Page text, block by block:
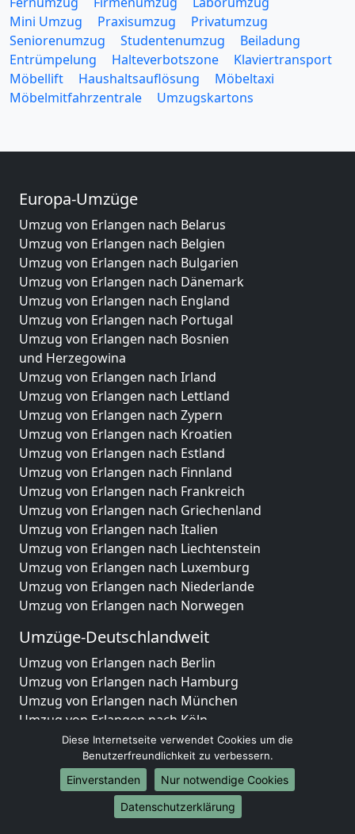
Mini Umzug
Praxisumzug
Privatumzug
Seniorenumzug
Studentenumzug
Beiladung
Entrümpelung
Halteverbotszone
Klaviertransport
Möbellift
Haushaltsauflösung
Möbeltaxi
Möbelmitfahrzentrale
Umzugskartons
Europa-Umzüge
Umzug von Erlangen nach Belarus
Umzug von Erlangen nach Belgien
Umzug von Erlangen nach Bulgarien
Umzug von Erlangen nach Dänemark
Umzug von Erlangen nach England
Umzug von Erlangen nach Portugal
Umzug von Erlangen nach Bosnien
und Herzegowina
Umzug von Erlangen nach Irland
Umzug von Erlangen nach Lettland
Umzug von Erlangen nach Zypern
Umzug von Erlangen nach Kroatien
Umzug von Erlangen nach Estland
Umzug von Erlangen nach Finnland
Umzug von Erlangen nach Frankreich
Umzug von Erlangen nach Griechenland
Umzug von Erlangen nach Italien
Umzug von Erlangen nach Liechtenstein
Umzug von Erlangen nach Luxemburg
Umzug von Erlangen nach Niederlande
Umzug von Erlangen nach Norwegen
Umzüge-Deutschlandweit
Umzug von Erlangen nach Berlin
Umzug von Erlangen nach Hamburg
Umzug von Erlangen nach München
Umzug von Erlangen nach Köln
Umzug von Erlangen nach Frankfurt am Main
Umzug von Erlangen nach Stuttgart
Umzug von Erlangen nach Düsseldorf
Umzug von Erlangen nach Leipzig
Umzug von Erlangen nach Dortmund
Diese Internetseite verwendet Cookies um die
Benutzerfreundlichkeit zu verbessern.
Einverstanden
Nur notwendige Cookies
Datenschutzerklärung